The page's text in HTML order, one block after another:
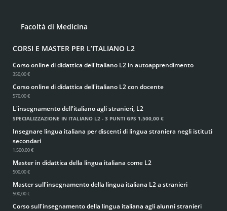
Facoltà di Medicina
CORSI E MASTER PER L’ITALIANO L2
Corso online di didattica dell'italiano L2 in autoapprendimento
350,00 €
Corso online di didattica dell'italiano L2 con docente
570,00 €
L'insegnamento dell'italiano agli stranieri, L2
SPECIALIZZAZIONE IN ITALIANO L2 - 3 PUNTI GPS 1.500,00 €
Insegnare lingua italiana per discenti di lingua straniera negli istituti
secondari
1.500,00 €
Master in didattica della lingua italiana come L2
500,00 €
Master sull'insegnamento della lingua italiana L2 a stranieri
500,00 €
Corso sull'insegnamento della lingua italiana agli alunni stranieri